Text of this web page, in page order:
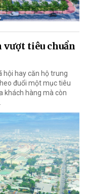
vượt tiêu chuẩn
hội hay căn hộ trung
đuổi một mục tiêu
khách hàng mà còn